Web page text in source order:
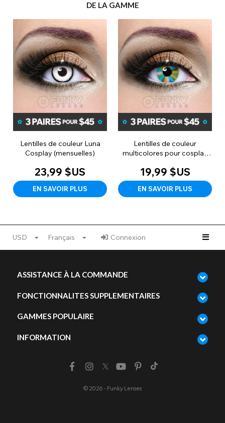
DE LA GAMME
Lentilles de couleur Luna
Cosplay (mensuelles)
23,99 $US
EN SAVOIR PLUS
Lentilles de couleur
multicolores pour cosplay
19,99 $US
EN SAVOIR PLUS
USD Français Connexion
ASSISTANCE À LA COMMANDE
FONCTIONNALITES SUPPLEMENTAIRES
GAMMES POPULAIRE
INFORMATION
© 2026 - Funky Lenses